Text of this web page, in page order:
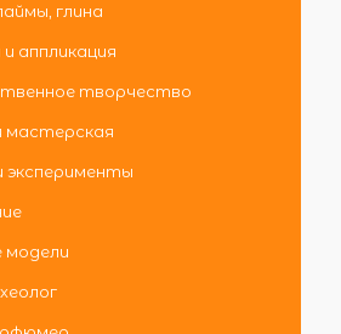
глина
аппликация
творчество
мастерская
модели